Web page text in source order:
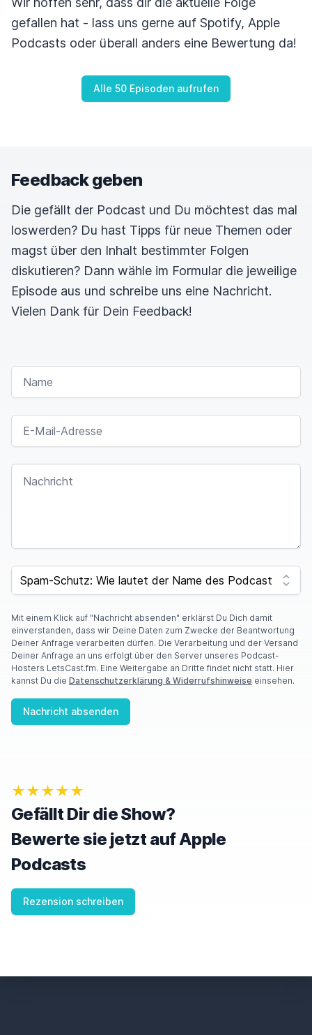
gefallen hat - lass uns gerne auf Spotify, Apple
Podcasts oder überall anders eine Bewertung da!
Alle 50 Episoden aufrufen
Feedback geben
Die gefällt der Podcast und Du möchtest das mal
loswerden? Du hast Tipps für neue Themen oder
magst über den Inhalt bestimmter Folgen
diskutieren? Dann wähle im Formular die jeweilige
Episode aus und schreibe uns eine Nachricht.
Vielen Dank für Dein Feedback!
NAME
E-MAIL-ADRESSE
NACHRICHT
F
O
A
R
E
A
H
U
R
E
T
H
I
S
F
E
SPAM CAPTCHA
Mit einem Klick auf "Nachricht absenden" erklärst Du Dich damit
einverstanden, dass wir Deine Daten zum Zwecke der Beantwortung
Deiner Anfrage verarbeiten dürfen. Die Verarbeitung und der Versand
Deiner Anfrage an uns erfolgt über den Server unseres Podcast-
Hosters LetsCast.fm. Eine Weitergabe an Dritte findet nicht statt. Hier
kannst Du die Datenschutzerklärung & Widerrufshinweise einsehen.
Nachricht absenden
★★★★★
Gefällt Dir die Show?
Bewerte sie jetzt auf Apple
Podcasts
Rezension schreiben